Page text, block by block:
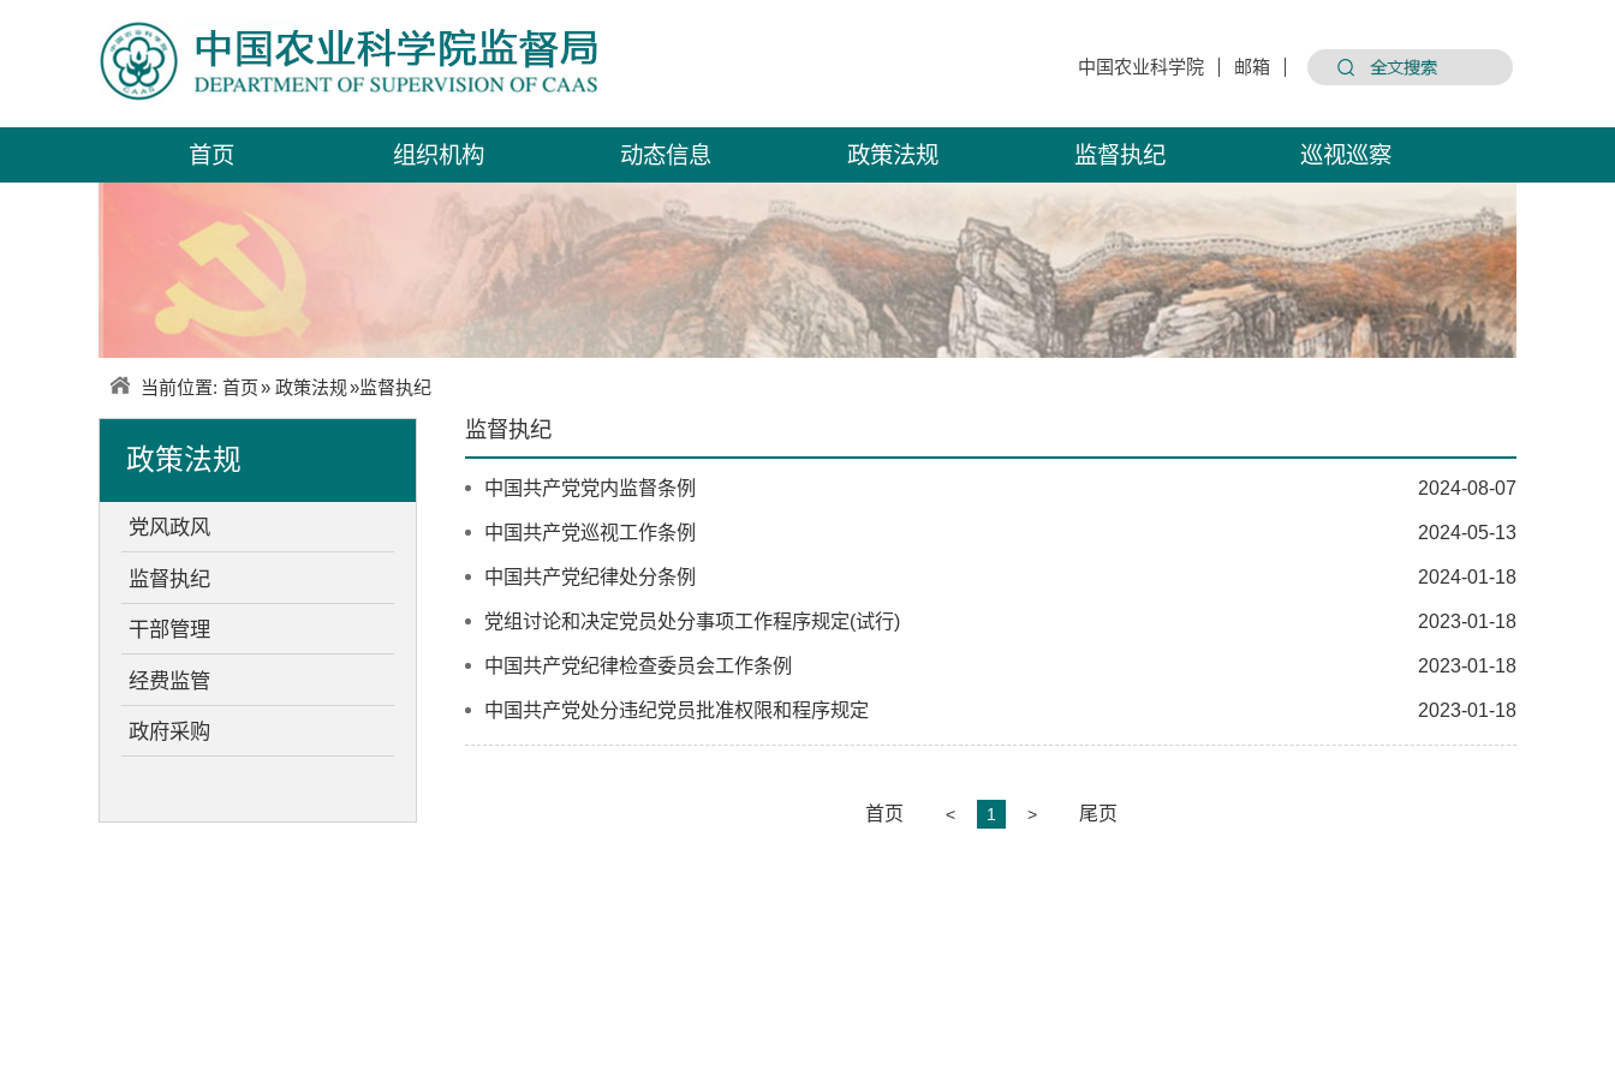
中国农业科学院 邮箱
首页 组织机构 动态信息 政策法规 监督执纪 巡视巡察
当前位置: 首页» 政策法规»监督执纪
政策法规
党风政风
监督执纪
干部管理
经费监管
政府采购
监督执纪
2024-08-07
中国共产党党内监督条例
2024-05-13
中国共产党巡视工作条例
2024-01-18
中国共产党纪律处分条例
2023-01-18
党组讨论和决定党员处分事项工作程序规定(试行)
2023-01-18
中国共产党纪律检查委员会工作条例
2023-01-18
中国共产党处分违纪党员批准权限和程序规定
首页 < 1 > 尾页